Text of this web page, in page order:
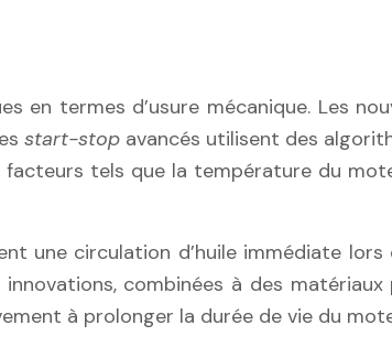
termes d’usure mécanique. Les
start-stop avancés utilisent des
tels que la température du
une circulation d’huile immédiate lors
combinées à des
à prolonger la durée de vie du